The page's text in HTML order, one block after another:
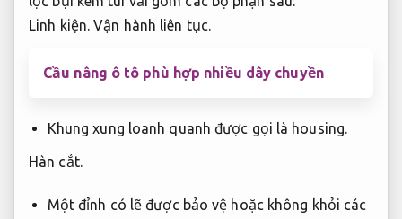
Linh kiện. Vận hành liên tục.
Cầu nâng ô tô phù hợp nhiều dây chuyền
Khung xung loanh quanh được gọi là housing.
Hàn cắt.
Một đỉnh có lẽ được bảo vệ hoặc không khỏi các